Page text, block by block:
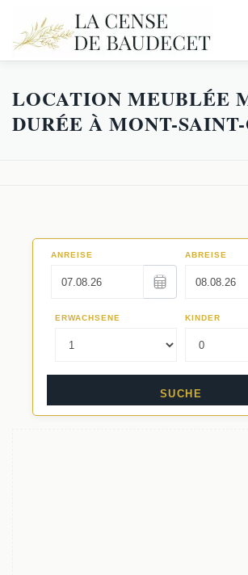
ACCUEIL NOS GITES
La Fabrique
Les Écuries
LOCATION MEUBLÉE
DURÉE À MONT-